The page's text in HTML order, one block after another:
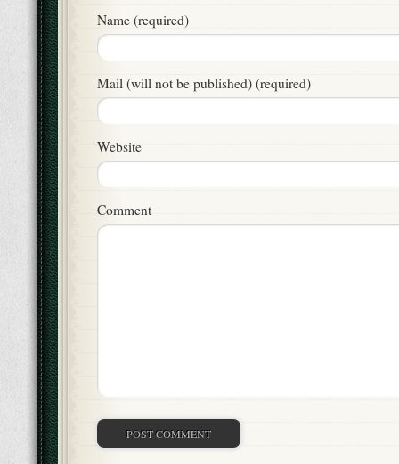
Name (required)
Mail (will not be published) (required)
Website
Comment